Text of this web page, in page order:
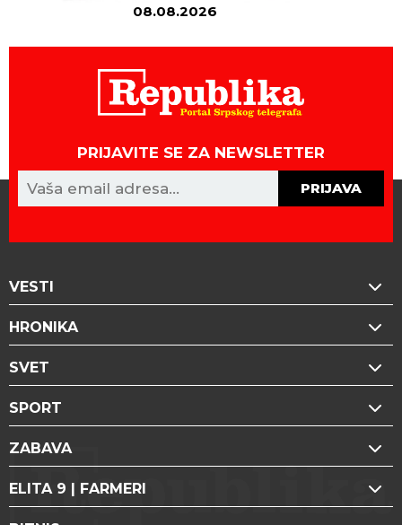
08.08.2026
PRIJAVITE SE ZA NEWSLETTER
PRIJAVA
VESTI
HRONIKA
SVET
SPORT
ZABAVA
ELITA 9 | FARMERI